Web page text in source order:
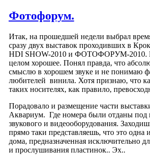
Фотофорум.
Итак, на прошедшей недели выбрал
сразу двух выставок проходивших в
HDI SHOW-2010 и ФОТОФОРУМ-2010.
целом хорошее. Понял правда, что
смыслю в хорошем звуке и не понимаю
любителей винила. Хотя признаю, что
таких носителях, как правило,
Порадовало и размещение части
Аквариум. Где номера были отданы под
звукового и видеооборудования.
прямо таки представляешь, что это одна
дома, предназначенная исключительно
и прослушивания пластинок.. Эх..